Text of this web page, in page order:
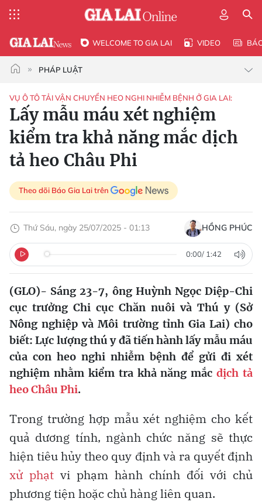
WELCOME TO GIA LAI VIDEO
PHÁP LUẬT
VỤ Ô TÔ TẢI VẬN CHUYỂN HEO NGHI NHIỄM BỆNH Ở GIA LAI:
Lấy mẫu máu xét nghiệm
kiểm tra khả năng mắc dịch
tả heo Châu Phi
Theo dõi Báo Gia Lai trên
Thứ Sáu, ngày 25/07/2025 - 01:13 HỒNG PHÚC
0:00/ 1:42
(GLO)- Sáng 23-7, ông Huỳnh Ngọc Diệp-Chi
cục trưởng Chi cục Chăn nuôi và Thú y (Sở
Nông nghiệp và Môi trường tỉnh Gia Lai) cho
biết: Lực lượng thú y đã tiến hành lấy mẫu máu
của con heo nghi nhiễm bệnh để gửi đi xét
nghiệm nhằm kiểm tra khả năng mắcdịch tả
heo Châu Phi.
Trong trường hợp mẫu xét nghiệm cho kết
quả dương tính, ngành chức năng sẽ thực
hiện tiêu hủy theo quy định và ra quyết định
xử phạt vi phạm hành chính đối với chủ
phương tiện hoặc chủ hàng liên quan.